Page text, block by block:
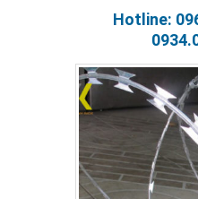
Hotline: